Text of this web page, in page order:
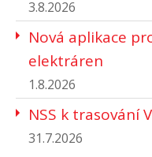
3.8.2026
Nová aplikace
elektráren
1.8.2026
NSS k trasování
31.7.2026